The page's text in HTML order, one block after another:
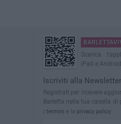
Scarica
iPad e
Iscriviti alla Newsletter
Registrati per ricevere
Barletta nella tua casella di
i termini e la privacy policy